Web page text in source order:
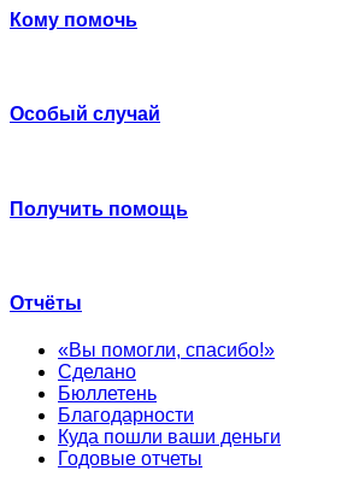
Кому помочь
Особый случай
Получить помощь
Отчёты
«Вы помогли, спасибо!»
Сделано
Бюллетень
Благодарности
Куда пошли ваши деньги
Годовые отчеты